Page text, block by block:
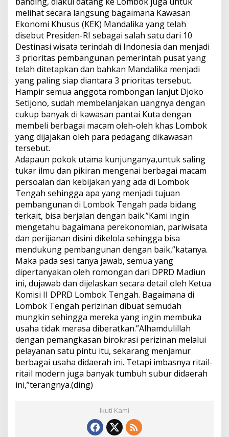
melihat secara langsung bagaimana Kawasan
Ekonomi Khusus (KEK) Mandalika yang telah
disebut Presiden-RI sebagai salah satu dari 10
Destinasi wisata terindah di Indonesia dan menjadi
3 prioritas pembangunan pemerintah pusat yang
telah ditetapkan dan bahkan Mandalika menjadi
yang paling siap diantara 3 prioritas tersebut.
Hampir semua anggota rombongan lanjut Djoko
Setijono, sudah membelanjakan uangnya dengan
cukup banyak di kawasan pantai Kuta dengan
membeli berbagai macam oleh-oleh khas Lombok
yang dijajakan oleh para pedagang dikawasan
tersebut.
Adapaun pokok utama kunjunganya,untuk saling
tukar ilmu dan pikiran mengenai berbagai macam
persoalan dan kebijakan yang ada di Lombok
Tengah sehingga apa yang menjadi tujuan
pembangunan di Lombok Tengah pada bidang
terkait, bisa berjalan dengan baik.”Kami ingin
mengetahu bagaimana perekonomian, pariwisata
dan perijianan disini dikelola sehingga bisa
mendukung pembangunan dengan baik,”katanya.
Maka pada sesi tanya jawab, semua yang
dipertanyakan oleh romongan dari DPRD Madiun
ini, dujawab dan dijelaskan secara detail oleh Ketua
Komisi II DPRD Lombok Tengah. Bagaimana di
Lombok Tengah perizinan dibuat semudah
mungkin sehingga mereka yang ingin membuka
usaha tidak merasa diberatkan.”Alhamdulillah
dengan pemangkasan birokrasi perizinan melalui
pelayanan satu pintu itu, sekarang menjamur
berbagai usaha didaerah ini. Tetapi imbasnya ritail-
ritail modern juga banyak tumbuh subur didaerah
ini,”terangnya.(ding)
Ikuti Kami